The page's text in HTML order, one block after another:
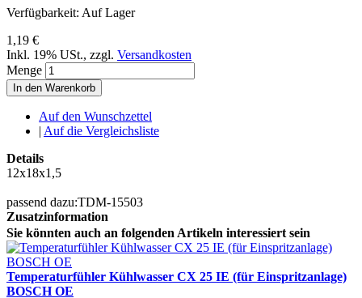
Verfügbarkeit: Auf Lager
1,19 €
Inkl. 19% USt., zzgl. Versandkosten
Menge
In den Warenkorb
Auf den Wunschzettel
| Auf die Vergleichsliste
Details
12x18x1,5
passend dazu:TDM-15503
Zusatzinformation
Sie könnten auch an folgenden Artikeln interessiert sein
Temperaturfühler Kühlwasser CX 25 IE (für Einspritzanlage)
BOSCH OE